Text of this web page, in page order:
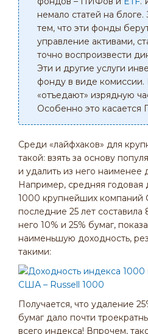
немало статей на
тем, что эти фонды
управление активами,
точно воспроизвести
Эти и другие услуги
фонду в виде
«отъедают» изрядную
Особенно это касается
Среди «лайфхаков» для
такой: взять за основу
и удалить из него наименее
Например, средняя годовая
1000 крупнейших компаний
последние 25 лет
него 10% и 25% бумаг,
наименьшую доходность,
такими:
Получается, что удаление
бумаг дало почти
всего индекса! Впрочем,